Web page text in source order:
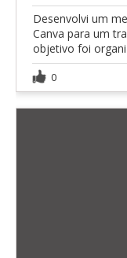
Desenvolvi um
Canva para um
objetivo foi
0